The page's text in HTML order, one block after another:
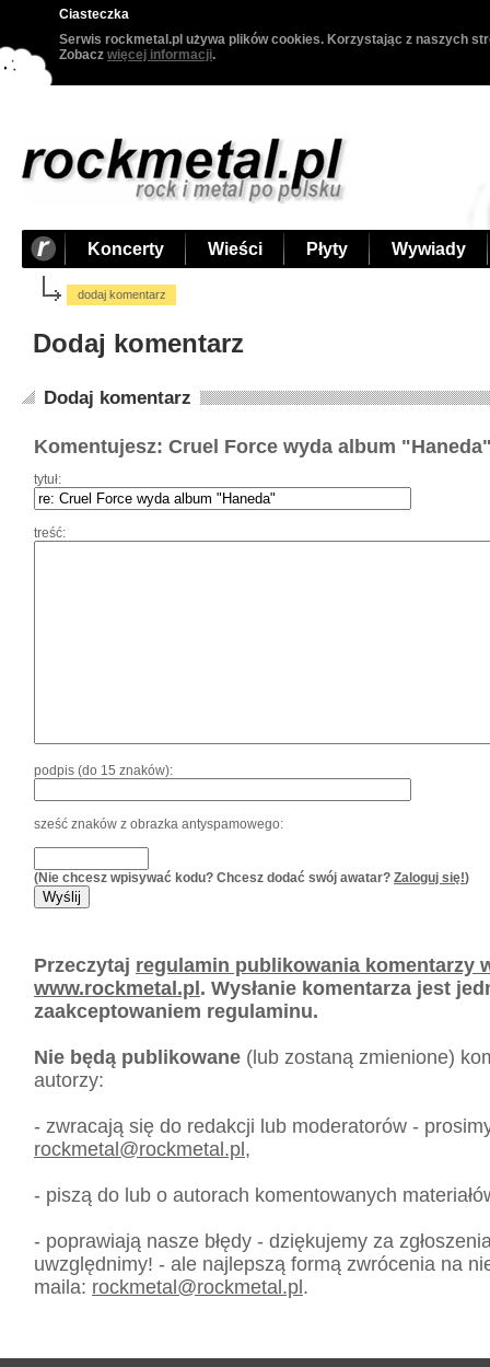
Ciasteczka
Serwis rockmetal.pl używa plików cookies. Korzystając z naszych
Zobacz więcej informacji.
Koncerty Wieści Płyty Wywiady
dodaj komentarz
Dodaj komentarz
Dodaj komentarz
Komentujesz: Cruel Force wyda album
tytuł:
treść:
podpis (do 15 znaków):
sześć znaków z obrazka antyspamowego:
(Nie chcesz wpisywać kodu? Chcesz dodać swój awatar? Zaloguj się!)
Przeczytaj regulamin publikowania komentarzy
www.rockmetal.pl. Wysłanie komentarza jest
zaakceptowaniem regulaminu.
Nie będą publikowane (lub zostaną zmienione)
autorzy:
- zwracają się do redakcji lub moderatorów -
rockmetal@rockmetal.pl,
- piszą do lub o autorach komentowanych
- poprawiają nasze błędy - dziękujemy za
uwzględnimy! - ale najlepszą formą zwrócenia na
maila: rockmetal@rockmetal.pl.